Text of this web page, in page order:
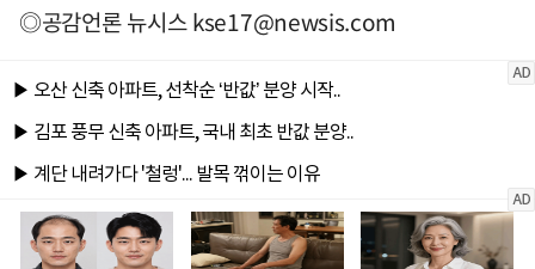
◎공감언론 뉴시스kse17@newsis.com